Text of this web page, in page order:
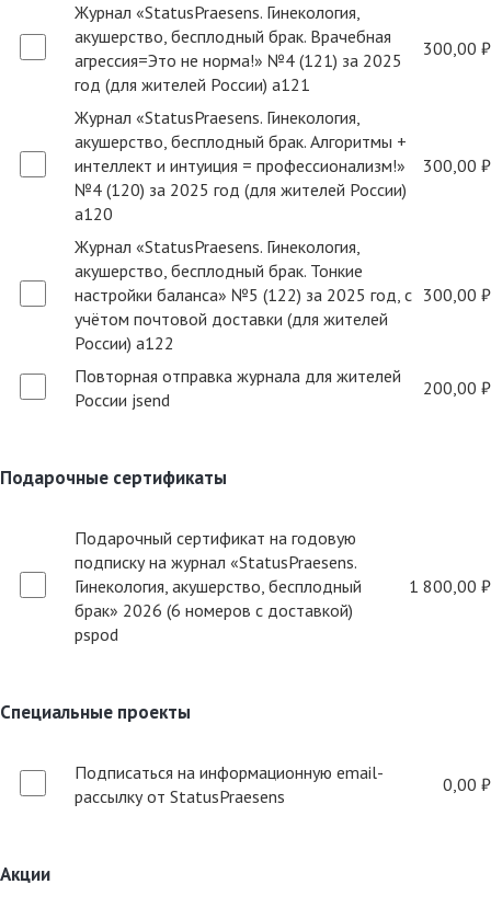
Журнал «StatusPraesens. Гинекология,
акушерство, бесплодный брак. Врачебная
агрессия=Это не норма!» №4 (121) за 2025
год (для жителей России) a121
300,00 ₽
Журнал «StatusPraesens. Гинекология,
акушерство, бесплодный брак. Алгоритмы +
интеллект и интуиция = профессионализм!»
№4 (120) за 2025 год (для жителей России)
a120
300,00 ₽
Журнал «StatusPraesens. Гинекология,
акушерство, бесплодный брак. Тонкие
настройки баланса» №5 (122) за 2025 год, с
учётом почтовой доставки (для жителей
России) a122
300,00 ₽
Повторная отправка журнала для жителей
России jsend
200,00 ₽
Подарочные сертификаты
Подарочный сертификат на годовую
подписку на журнал «StatusPraesens.
Гинекология, акушерство, бесплодный
брак» 2026 (6 номеров с доставкой)
pspod
1 800,00 ₽
Специальные проекты
Подписаться на информационную email-
рассылку от StatusPraesens
0,00 ₽
Акции